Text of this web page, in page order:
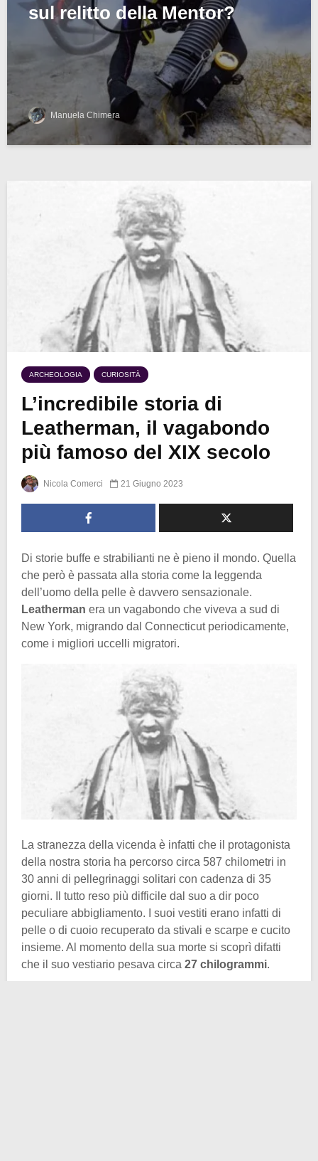
sul relitto della Mentor?
Manuela Chimera
ARCHEOLOGIA CURIOSITÀ
L’incredibile storia di
Leatherman, il vagabondo
più famoso del XIX secolo
Nicola Comerci 21 Giugno 2023
Di storie buffe e strabilianti ne è pieno il mondo. Quella
che però è passata alla storia come la leggenda
dell’uomo della pelle è davvero sensazionale.
Leatherman era un vagabondo che viveva a sud di
New York, migrando dal Connecticut periodicamente,
come i migliori uccelli migratori.
La stranezza della vicenda è infatti che il protagonista
della nostra storia ha percorso circa 587 chilometri in
30 anni di pellegrinaggi solitari con cadenza di 35
giorni. Il tutto reso più difficile dal suo a dir poco
peculiare abbigliamento. I suoi vestiti erano infatti di
pelle o di cuoio recuperato da stivali e scarpe e cucito
insieme. Al momento della sua morte si scoprì difatti
che il suo vestiario pesava circa 27 chilogrammi.